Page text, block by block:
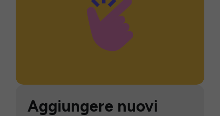
Aggiungere nuovi